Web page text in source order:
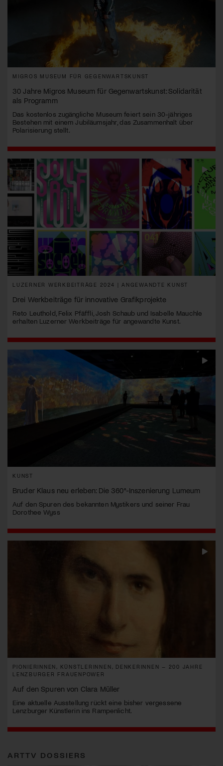
MIGROS MUSEUM FÜR GEGENWARTSKUNST
30 Jahre Migros Museum für Gegenwartskunst: Solidarität
als Programm
Das kostenlos zugängliche Museum feiert sein 30-jähriges
Bestehen mit einem Jubiläumsjahr, das Zusammenhalt über
Polarisierung stellt.
LUZERNER WERKBEITRÄGE 2024 | ANGEWANDTE KUNST
Drei Werkbeiträge für innovative Grafikprojekte
Reto Leuthold, Felix Pfäffli, Josh Schaub und Isabelle Mauchle
erhalten Luzerner Werkbeiträge für angewandte Kunst.
KUNST
Bruder Klaus neu erleben: Die 360°-Inszenierung Lumeum
Auf den Spuren des bekannten Mystikers und seiner Frau
Dorothee Wyss
PIONIERINNEN, KÜNSTLERINNEN, DENKERINNEN – 200 JAHRE
LENZBURGER FRAUENPOWER
Auf den Spuren von Clara Müller
Eine aktuelle Ausstellung rückt eine bisher vergessene
Lenzburger Künstlerin ins Rampenlicht.
ARTTV DOSSIERS